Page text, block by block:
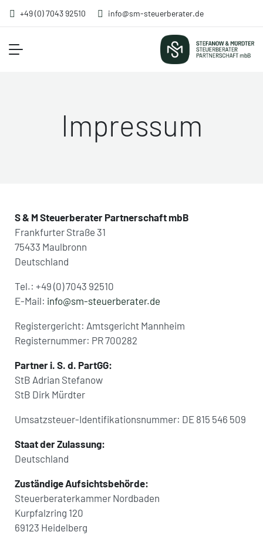
+49 (0) 7043 92510 info@sm-steuerberater.de
Impressum
S & M Steuerberater Partnerschaft mbB
Frankfurter Straße 31
75433 Maulbronn
Deutschland
Tel.: +49 (0) 7043 92510
E-Mail: info@sm-steuerberater.de
Registergericht: Amtsgericht Mannheim
Registernummer: PR 700282
Partner i. S. d. PartGG:
StB Adrian Stefanow
StB Dirk Mürdter
Umsatzsteuer-Identifikationsnummer: DE 815 546 509
Staat der Zulassung:
Deutschland
Zuständige Aufsichtsbehörde:
Steuerberaterkammer Nordbaden
Kurpfalzring 120
69123 Heidelberg